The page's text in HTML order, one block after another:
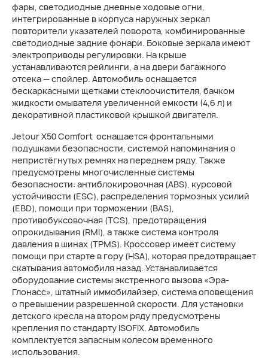
фары, светодиодные дневные ходовые огни,
интегрированные в корпуса наружных зеркал
повторители указателей поворота, комбинированные
светодиодные задние фонари. Боковые зеркала имеют
электроприводы регулировки. На крыше
устанавливаются рейлинги, а на двери багажного
отсека — спойлер. Автомобиль оснащается
бескаркасными щетками стеклоочистителя, бачком
жидкости омывателя увеличенной емкости (4,6 л) и
декоративной пластиковой крышкой двигателя.
Jetour X50 Comfort оснащается фронтальными
подушками безопасности, системой напоминания о
непристёгнутых ремнях на переднем ряду. Также
предусмотрены многочисленные системы
безопасности: антиблокировочная (ABS), курсовой
устойчивости (ESC), распределения тормозных усилий
(EBD), помощи при торможении (BAS),
противобуксовочная (TCS), предотвращения
опрокидывания (RMI), а также система контроля
давления в шинах (TPMS). Кроссовер имеет систему
помощи при старте в гору (HSA), которая предотвращает
скатывания автомобиля назад. Устанавливается
оборудование системы экстренного вызова «Эра-
Глонасс», штатный иммобилайзер, система оповещения
о превышении разрешенной скорости. Для установки
детского кресла на втором ряду предусмотрены
крепления по стандарту ISOFIХ. Автомобиль
комплектуется запасным колесом временного
использования.